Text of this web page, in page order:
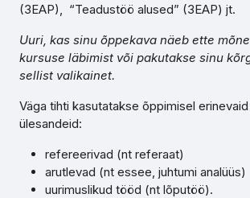
(3EAP), “Teadustöö alused” (3EAP) jt.
Uuri, kas sinu õppekava näeb ette
kursuse läbimist või pakutakse sinu
sellist valikainet.
Väga tihti kasutatakse õppimisel
ülesandeid:
refereerivad (nt referaat)
arutlevad (nt essee, juhtumi analüüs)
uurimuslikud tööd (nt lõputöö).